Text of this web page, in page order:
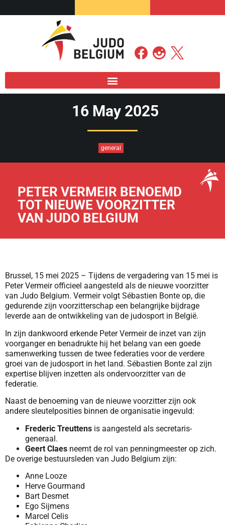
16 May 2025
general
PETER VERMEIR BENOEMD
TOT NIEUWE VOORZITTER
VAN JUDO BELGIUM
Brussel, 15 mei 2025 – Tijdens de vergadering van 15 mei is
Peter Vermeir officieel aangesteld als de nieuwe voorzitter
van Judo Belgium. Vermeir volgt Sébastien Bonte op, die
gedurende zijn voorzitterschap een belangrijke bijdrage
leverde aan de ontwikkeling van de judosport in België.
In zijn dankwoord erkende Peter Vermeir de inzet van zijn
voorganger en benadrukte hij het belang van een goede
samenwerking tussen de twee federaties voor de verdere
groei van de judosport in het land. Sébastien Bonte zal zijn
expertise blijven inzetten als ondervoorzitter van de
federatie.
Naast de benoeming van de nieuwe voorzitter zijn ook
andere sleutelposities binnen de organisatie ingevuld:
Frederic Treuttens is aangesteld als secretaris-
generaal.
Geert Claes neemt de rol van penningmeester op zich.
De overige bestuursleden van Judo Belgium zijn:
Anne Looze
Herve Gourmand
Bart Desmet
Ego Sijmens
Marcel Celis